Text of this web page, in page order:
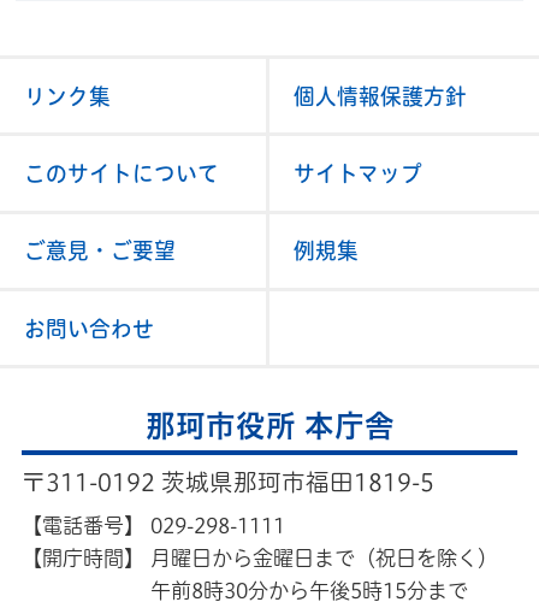
リンク集 個人情報保護方針
このサイトについて サイトマップ
ご意見・ご要望 例規集
お問い合わせ
那珂市役所 本庁舎
〒311-0192 茨城県那珂市福田1819-5
【電話番号】
029-298-1111
【開庁時間】
月曜日から金曜日まで（祝日を除く）
午前8時30分から午後5時15分まで